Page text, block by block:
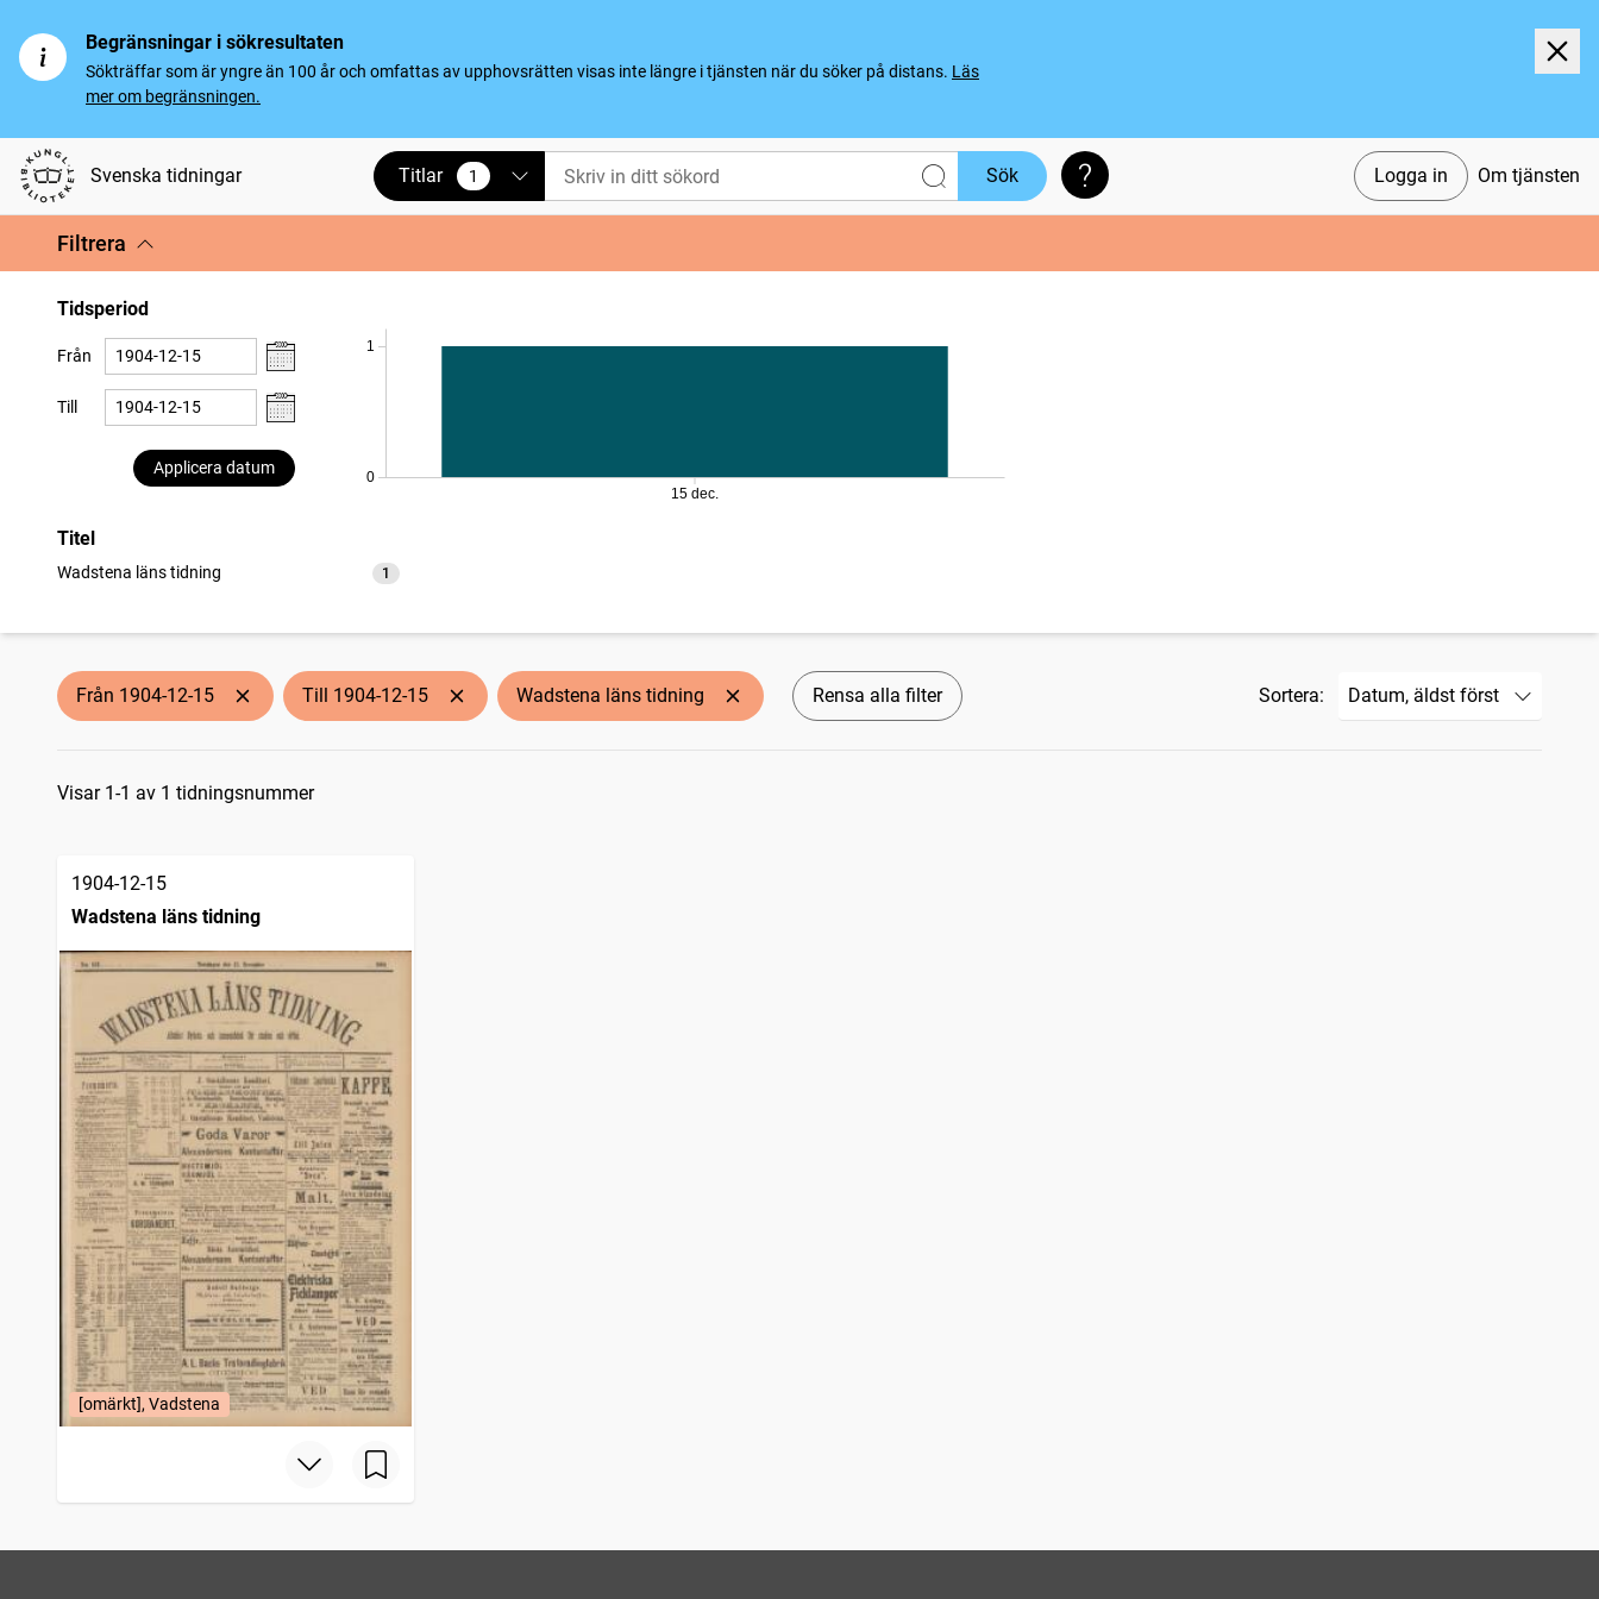
Begränsningar i sökresultaten
Sökträffar som är yngre än 100 år och omfattas av upphovsrätten visas inte längre i tjänsten när du söker på distans. Läs
mer om begränsningen.
Svenska tidningar Logga in Om tjänsten
Titlar 1
vald Sök Söktips
Filtrera
Tidsperiod
Från
Till
Applicera datum
0
1
15 dec.
Titel
Wadstena läns tidning 1
träffar
Från 1904-12-15 Till 1904-12-15 Wadstena läns tidning Rensa alla filter Sortera:
Sökresultat
Visar 1-1 av 1 tidningsnummer
1904-12-15
Wadstena läns tidning
[omärkt], Vadstena